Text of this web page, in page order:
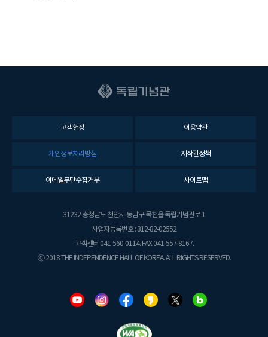
고객헌장 이용약관
개인정보처리방침 저작권정책
이메일무단수집거부 사이트맵
31232 충청남도 천안시 동남구 목천읍 독립기념관로 1
사업자등록번호 : 312-82-02552
고객센터 041-560-0114. FAX 041-557-8167.
ⓒ 2018 THE INDEPENDENCE HALL OF KOREA. ALL RIGHTS RESERVED.